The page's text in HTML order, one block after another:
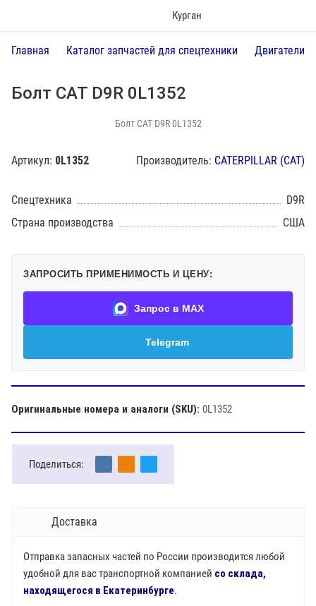
Курган
Главная Каталог запчастей для спецтехники Двигатели
Болт CAT D9R 0L1352
Болт CAT D9R 0L1352
Артикул: 0L1352 Производитель: CATERPILLAR (CAT)
Спецтехника
D9R
Страна производства
США
ЗАПРОСИТЬ ПРИМЕНИМОСТЬ И ЦЕНУ:
Запрос в MAX
Telegram
Оригинальные номера и аналоги (SKU): 0L1352
Поделиться:
Доставка
Отправка запасных частей по России производится любой
удобной для вас транспортной компанией со склада,
находящегося в Екатеринбурге.